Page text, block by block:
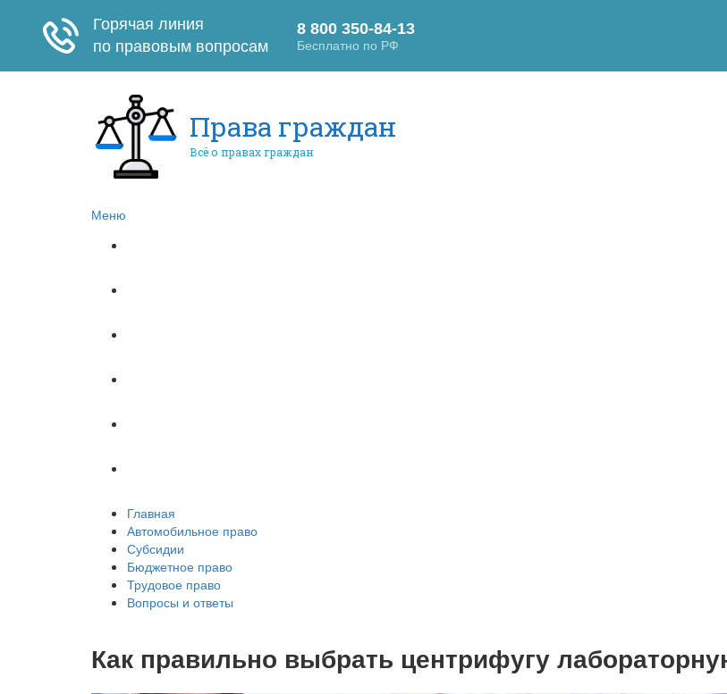
Права граждан
Всё о правах граждан
Меню
Главная
Автомобильное право
Субсидии
Бюджетное право
Трудовое право
Вопросы и ответы
Как правильно выбрать центрифугу